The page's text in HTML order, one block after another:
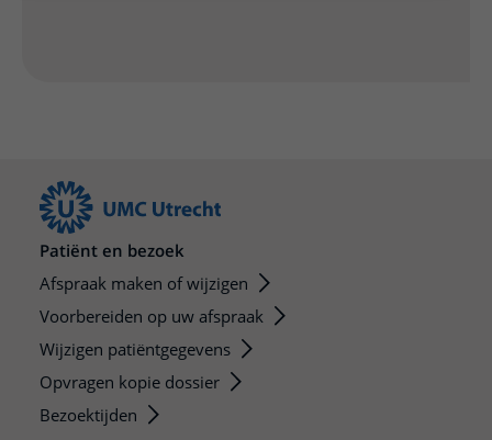
Patiënt en bezoek
Afspraak maken of wijzigen
Voorbereiden op uw afspraak
Wijzigen patiëntgegevens
Opvragen kopie dossier
Bezoektijden